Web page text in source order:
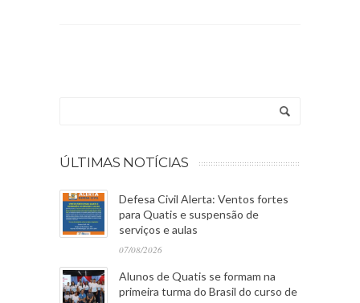
ÚLTIMAS NOTÍCIAS
Defesa Civil Alerta: Ventos fortes
para Quatis e suspensão de
serviços e aulas
07/08/2026
Alunos de Quatis se formam na
primeira turma do Brasil do curso de